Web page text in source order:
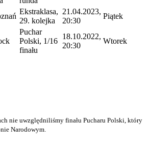
Ekstraklasa,
29. kolejka
21.04.2023,
20:30
Piątek
Puchar
Polski, 1/16
finału
18.10.2022,
20:30
Wtorek
nie uwzględniliśmy finału Pucharu Polski, który
Narodowym.